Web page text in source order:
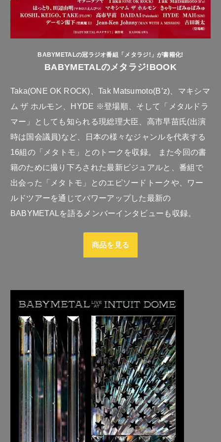
BABYMETALの冠ラジオ番組「メタラジ!」が書籍化!
BABYMETALのメタラジ!BOOK
Taka(ONE OK ROCK)、Tak Matsumoto(B’z)、マキシマ
ム ザ ホルモン、HYDE ※登場順、そして「メタルドラ
マー」としても知られる現総理大臣、高市早苗氏(出演
時は国会議員)など、日本の様々なジャンルを代表する
16組の「メタトモ」とのトークを収録。 また今回の書
籍のために撮り下ろされた最新ビジュアルと、番組で
出会った「メタトモ」とのエピソードトークや、ワー
ルドツアーを通じてパワーアップした最新の
BABYMETALを語るメンバーインタビューも収録。
商品を見る